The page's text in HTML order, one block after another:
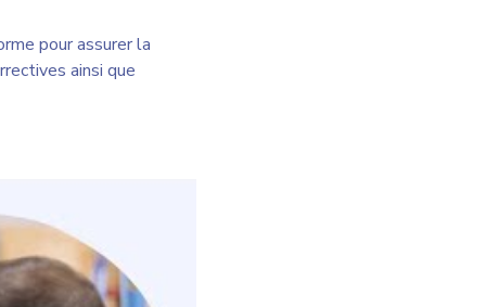
pour assurer la
ainsi que